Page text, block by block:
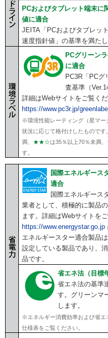
PCおよびタブレット端末に
値に適合
JEITA「PCおよびタブレッ
速度指針値」の基準を満たし
PCグリーン
に適合
PC3R「PCグ
査基準（
詳細はWebサイトをご覧くだ
https://www.pc3r.jp/
※環境性能レーティング（星マー
状況に応じて格付けしたものです。
満、 ★★☆は35％以上70％未満、
す。
国際エネルギース
適合
国際エネルギース
業者として、積極的に製品
ます。詳細はWebサイトをご
https://www.energystar.go.jp
エネルギースター適合製品
設定している製品であり、
品です。
省エネ法（目標
省エネ法の基準
す。グリーンマ
します。
※エネルギー消費効率および省エ
仕様表をご覧ください。